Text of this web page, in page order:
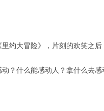
约大冒险》，片刻的欢笑之后
？什么能感动人？拿什么去感